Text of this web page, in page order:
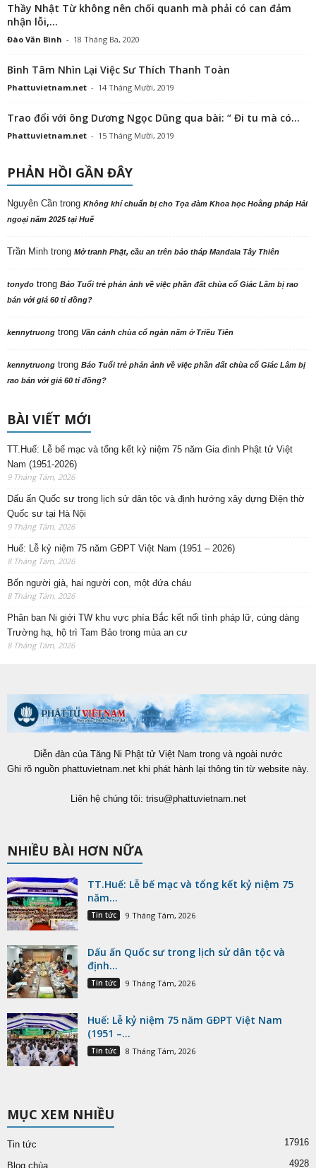
Thầy Nhật Từ không nên chối quanh mà phải có can đảm
nhận lỗi,...
Đào Văn Bình - 18 Tháng Ba, 2020
Bình Tâm Nhìn Lại Việc Sư Thích Thanh Toàn
Phattuvietnam.net - 14 Tháng Mười, 2019
Trao đổi với ông Dương Ngọc Dũng qua bài: “ Đi tu mà có...
Phattuvietnam.net - 15 Tháng Mười, 2019
PHẢN HỒI GẦN ĐÂY
Nguyên Cần trong Không khí chuẩn bị cho Tọa đàm Khoa học Hoằng pháp Hải
ngoại năm 2025 tại Huế
Trần Minh trong Mở tranh Phật, cầu an trên bảo tháp Mandala Tây Thiên
tonydo trong Báo Tuổi trẻ phản ảnh về việc phần đất chùa cổ Giác Lâm bị rao
bán với giá 60 tỉ đồng?
kennytruong trong Vãn cảnh chùa cổ ngàn năm ở Triều Tiên
kennytruong trong Báo Tuổi trẻ phản ảnh về việc phần đất chùa cổ Giác Lâm bị
rao bán với giá 60 tỉ đồng?
BÀI VIẾT MỚI
TT.Huế: Lễ bế mạc và tổng kết kỷ niệm 75 năm Gia đình Phật tử Việt
Nam (1951-2026)
9 Tháng Tám, 2026
Dấu ấn Quốc sư trong lịch sử dân tộc và định hướng xây dựng Điện thờ
Quốc sư tại Hà Nội
9 Tháng Tám, 2026
Huế: Lễ kỷ niệm 75 năm GĐPT Việt Nam (1951 – 2026)
8 Tháng Tám, 2026
Bốn người già, hai người con, một đứa cháu
8 Tháng Tám, 2026
Phân ban Ni giới TW khu vực phía Bắc kết nối tình pháp lữ, cúng dàng
Trường hạ, hộ trì Tam Bảo trong mùa an cư
8 Tháng Tám, 2026
Diễn đàn của Tăng Ni Phật tử Việt Nam trong và ngoài nước
Ghi rõ nguồn phattuvietnam.net khi phát hành lại thông tin từ website này.
Liên hệ chúng tôi: trisu@phattuvietnam.net
NHIỀU BÀI HƠN NỮA
TT.Huế: Lễ bế mạc và tổng kết kỷ niệm 75
năm...
Tin tức 9 Tháng Tám, 2026
Dấu ấn Quốc sư trong lịch sử dân tộc và
định...
Tin tức 9 Tháng Tám, 2026
Huế: Lễ kỷ niệm 75 năm GĐPT Việt Nam
(1951 –...
Tin tức 8 Tháng Tám, 2026
MỤC XEM NHIỀU
Tin tức 17916
Blog chùa 4928